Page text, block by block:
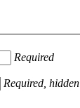
Required
Required, hidden